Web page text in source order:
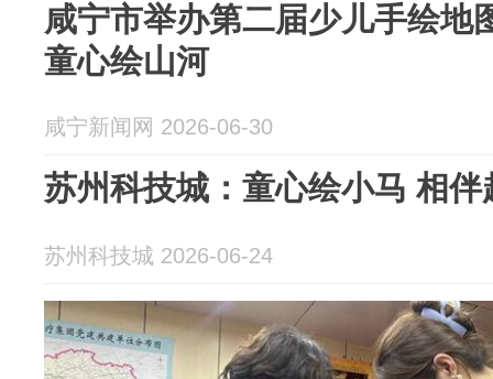
咸宁市举办第二届少儿手绘地
童心绘山河
咸宁新闻网 2026-06-30
苏州科技城：童心绘小马 相伴
苏州科技城 2026-06-24